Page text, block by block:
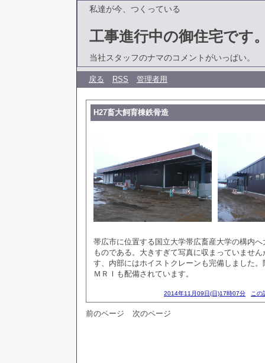
私達が今、つくっている
工事進行中の御住宅です
当社スタッフのナマのコメントがいっぱい。
戻る RSS 管理者用
H27畜大飼育棟鉄骨造
帯広市に位置する国立大学帯広畜産大学の構内
ものである。大きすぎて写真に収まっていませ
す、内部にはホイストクレーンも完備しました
ＭＲＩも配備されています。
2014年11月09日(日)17時07分 この
前のページ 次のページ